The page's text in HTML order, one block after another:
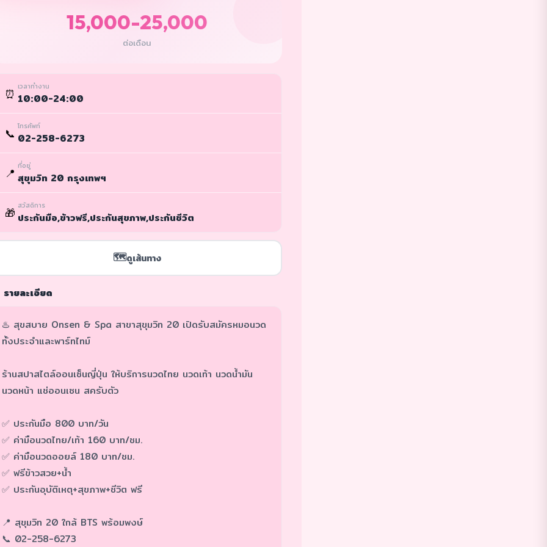
15,000-25,000
ต่อเดือน
⏰ เวลาทำงาน
10:00-24:00
📞 โทรศัพท์
02-258-6273
📍 ที่อยู่
สุขุมวิท 20 กรุงเทพฯ
🎁 สวัสดิการ
ประกันมือ,ข้าวฟรี,ประกันสุขภาพ,ประกันชีวิต
🗺️ดูเส้นทาง
รายละเอียด
♨️ สุขสบาย Onsen & Spa สาขาสุขุมวิท 20 เปิดรับสมัครหมอนวด
ทั้งประจำและพาร์ทไทม์
ร้านสปาสไตล์ออนเซ็นญี่ปุ่น ให้บริการนวดไทย นวดเท้า นวดน้ำมัน
นวดหน้า แช่ออนเซน สครับตัว
✅ ประกันมือ 800 บาท/วัน
✅ ค่ามือนวดไทย/เท้า 160 บาท/ชม.
✅ ค่ามือนวดออยล์ 180 บาท/ชม.
✅ ฟรีข้าวสวย+น้ำ
✅ ประกันอุบัติเหตุ+สุขภาพ+ชีวิต ฟรี
📍 สุขุมวิท 20 ใกล้ BTS พร้อมพงษ์
📞 02-258-6273